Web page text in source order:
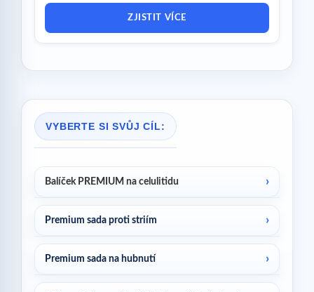
ZJISTIT VÍCE
VYBERTE SI SVŮJ CÍL:
Balíček PREMIUM na celulitidu
Premium sada proti striím
Premium sada na hubnutí